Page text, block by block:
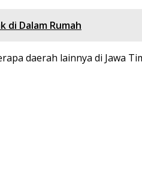
di Dalam Rumah
daerah lainnya di Jawa